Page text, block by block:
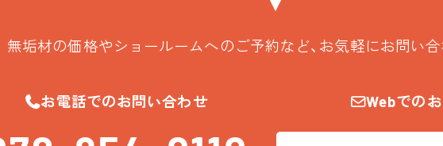
無垢材の価格やショールームへのご予約など、お気軽にお問い合
お電話でのお問い合わせ Webでの